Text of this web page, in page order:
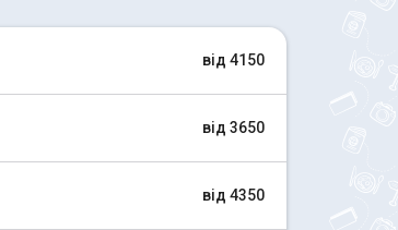
від 4150
від 3650
від 4350